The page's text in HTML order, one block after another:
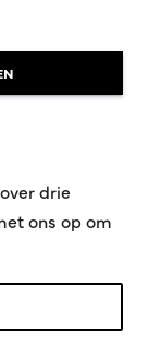
drie
ons op om